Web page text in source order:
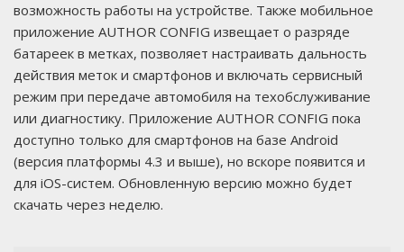
возможность работы на устройстве. Также мобильное
приложение AUTHOR CONFIG извещает о разряде
батареек в метках, позволяет настраивать дальность
действия меток и смартфонов и включать сервисный
режим при передаче автомобиля на техобслуживание
или диагностику. Приложение AUTHOR CONFIG пока
доступно только для смартфонов на базе Android
(версия платформы 4.3 и выше), но вскоре появится и
для iOS-систем. Обновленную версию можно будет
скачать через неделю.